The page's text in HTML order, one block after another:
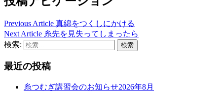
Previous Article 真綿をつくしにかける
Next Article 糸先を見失ってしまったら
検索:
最近の投稿
糸つむぎ講習会のお知らせ2026年8月